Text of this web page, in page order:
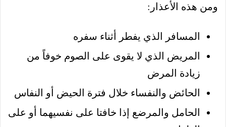
ومن هذه الأعذار:
المسافر الذي يفطر أثناء سفره
المريض الذي لا يقوى على الصوم خوفاً من
زيادة المرض
الحائض والنفساء خلال فترة الحيض أو النفاس
الحامل والمرضع إذا خافتا على نفسيهما أو على